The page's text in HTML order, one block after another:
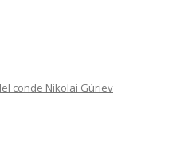
conde Nikolai Gúriev